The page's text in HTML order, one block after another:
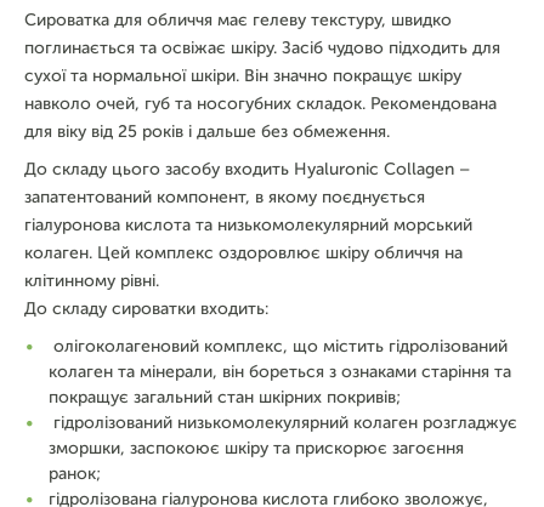
Сироватка для обличчя має гелеву текстуру, швидко
поглинається та освіжає шкіру. Засіб чудово підходить для
сухої та нормальної шкіри. Він значно покращує шкіру
навколо очей, губ та носогубних складок. Рекомендована
для віку від 25 років і дальше без обмеження.
До складу цього засобу входить Hyaluronic Collagen –
запатентований компонент, в якому поєднується
гіалуронова кислота та низькомолекулярний морський
колаген. Цей комплекс оздоровлює шкіру обличчя на
клітинному рівні.
До складу сироватки входить:
олігоколагеновий комплекс, що містить гідролізований
колаген та мінерали, він бореться з ознаками старіння та
покращує загальний стан шкірних покривів;
гідролізований низькомолекулярний колаген розгладжує
зморшки, заспокоює шкіру та прискорює загоєння
ранок;
гідролізована гіалуронова кислота глибоко зволожує,